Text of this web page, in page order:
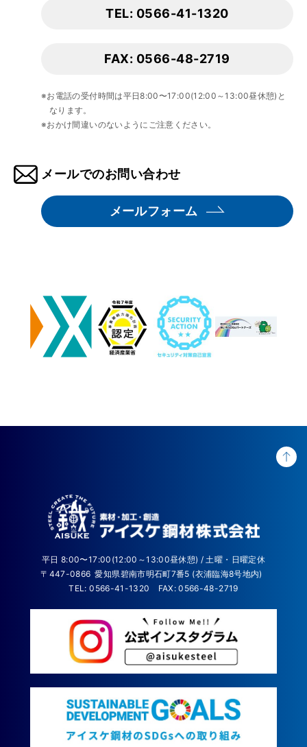
TEL: 0566-41-1320
FAX: 0566-48-2719
※お電話の受付時間は平日8:00〜17:00(12:00～13:00昼休憩)と
なります。
※おかけ間違いのないようにご注意ください。
メールでのお問い合わせ
メールフォーム
平日 8:00〜17:00(12:00～13:00昼休憩) / 土曜・日曜定休
〒447-0866 愛知県碧南市明石町7番5 (衣浦臨海8号地内)
TEL: 0566-41-1320
FAX: 0566-48-2719